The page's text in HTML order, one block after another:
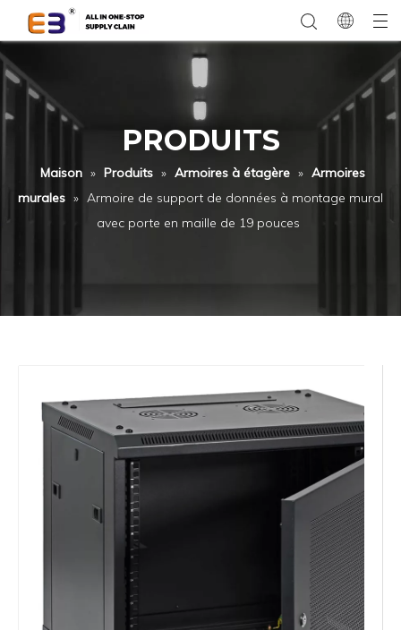
PRODUITS
Maison » Produits » Armoires à étagère » Armoires
murales » Armoire de support de données à montage mural
avec porte en maille de 19 pouces